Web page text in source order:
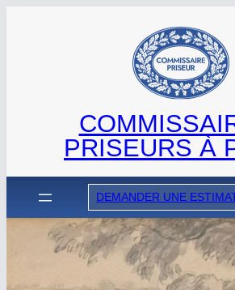
PRISEURS À
DEMANDER UNE